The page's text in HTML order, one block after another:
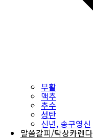
부활
맥추
추수
성탄
신년, 송구영신
말씀갈피/탁상카렌다